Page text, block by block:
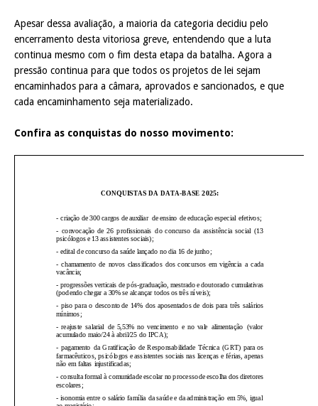
Apesar dessa avaliação, a maioria da categoria decidiu pelo
encerramento desta vitoriosa greve, entendendo que a luta
continua mesmo com o fim desta etapa da batalha. Agora a
pressão continua para que todos os projetos de lei sejam
encaminhados para a câmara, aprovados e sancionados, e que
cada encaminhamento seja materializado.
Confira as conquistas do nosso movimento: